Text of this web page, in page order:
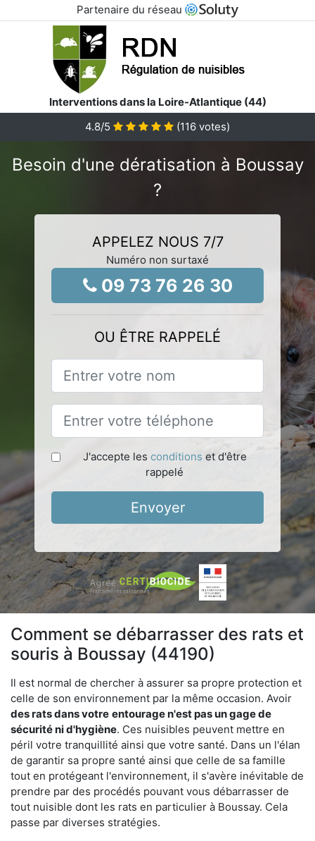
Partenaire du réseau
Interventions dans la Loire-Atlantique (44)
4.8/5 (116 votes)
Besoin d'une dératisation à Boussay
?
APPELEZ NOUS 7/7
Numéro non surtaxé
09 73 76 26 30
OU ÊTRE RAPPELÉ
J'accepte les conditions et d'être
rappelé
Envoyer
Comment se débarrasser des rats et
souris à Boussay (44190)
Il est normal de chercher à assurer sa propre protection et
celle de son environnement par la même occasion. Avoir
des rats dans votre entourage n'est pas un gage de
sécurité ni d'hygiène. Ces nuisibles peuvent mettre en
péril votre tranquillité ainsi que votre santé. Dans un l'élan
de garantir sa propre santé ainsi que celle de sa famille
tout en protégeant l'environnement, il s'avère inévitable de
prendre par des procédés pouvant vous débarrasser de
tout nuisible dont les rats en particulier à Boussay. Cela
passe par diverses stratégies.